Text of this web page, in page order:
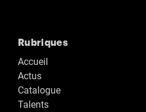
Rubriques
Accueil
Actus
Catalogue
Talents